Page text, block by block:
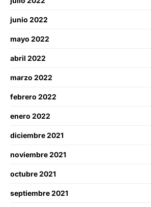
junio 2022
mayo 2022
abril 2022
marzo 2022
febrero 2022
enero 2022
diciembre 2021
noviembre 2021
octubre 2021
septiembre 2021